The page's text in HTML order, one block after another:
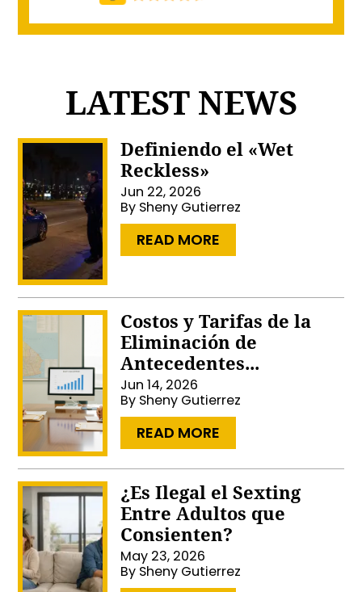
LATEST NEWS
Definiendo el «Wet
Reckless»
Jun 22, 2026
By Sheny Gutierrez
READ MORE
Costos y Tarifas de la
Eliminación de
Antecedentes...
Jun 14, 2026
By Sheny Gutierrez
READ MORE
¿Es Ilegal el Sexting
Entre Adultos que
Consienten?
May 23, 2026
By Sheny Gutierrez